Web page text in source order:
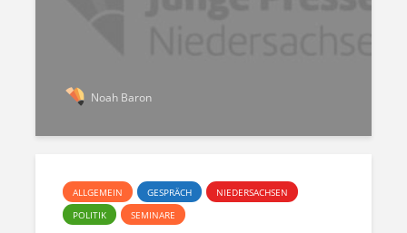
Noah Baron
ALLGEMEIN GESPRÄCH
NIEDERSACHSEN
POLITIK
SEMINARE